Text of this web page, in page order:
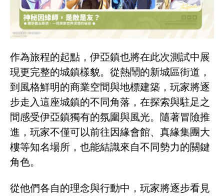
作為旅程的起點，伊亞鎮也將在此次測試中展
現更完整的城鎮樣貌。從熱鬧的新城區街道，
到風格鮮明的商業空間與地標建築，玩家將逐
步走入這座城鎮的不同角落，在探索與駐足之
間感受伊亞鎮獨有的氛圍與風光。隨著冒險推
進，玩家不僅可以前往因緣會館、真緣集團大
樓等知名場所，也能結識來自不同勢力的關鍵
角色。
從他們各自的理念與行動中，玩家將逐步看見